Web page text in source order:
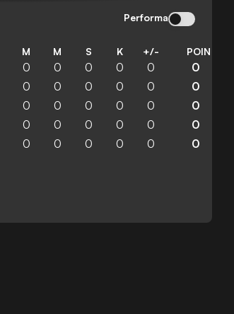
Performa
M M S K +/- POIN
0 0 0 0 0 0
0 0 0 0 0 0
0 0 0 0 0 0
0 0 0 0 0 0
0 0 0 0 0 0